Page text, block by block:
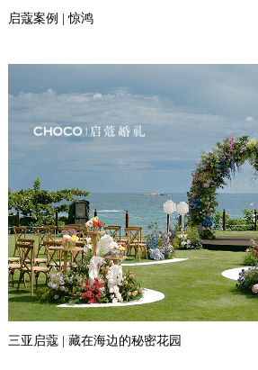
启蔻案例 | 惊鸿
三亚启蔻 | 藏在海边的秘密花园